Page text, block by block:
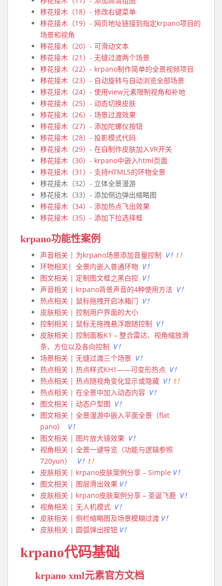
移花接木（18）- 修改右键菜单
移花接木（19）- 网页地址链接到指定krpano项目的
场景和视角
移花接木（20）- 可滑动文本
移花接木（21）- 无缝过渡两个场景
移花接木（22）- krpano制作简单的全景视频项目
移花接木（23）- 自动旋转与自动浏览全部场景
移花接木（24）- 使用view元素限制视角和补地
移花接木（25）- 动态切换皮肤
移花接木（26）- 场景过渡效果
移花接木（27）- 添加陀螺仪按钮
移花接木（28）- 投影模式代码
移花接木（29）- 在自制作皮肤加入VR开关
移花接木（30）- krpano中嵌入html页面
移花接木（31）- 支持HTML5的环物全景
移花接木（32）- 立体全景漫游
移花接木（33）- 添加侧边弹出缩略图
移花接木（34）- 添加热点飞出效果
移花接木（35）- 添加下拉选择框
krpano功能性案例
声音相关 | 为krpano场景添加音量控制 V！ t！
环物相关| 全景内嵌入普通环物 V！
图文相关 | 定制图文框之黑白控 V！
声音相关 | krpano背景声音的4种使用方法 V！
热点相关 | 鼠标拖拽开启冰箱门 V！
皮肤相关 | 控制用户界面的大小
控制相关 | 鼠标无拖拽悬浮跟随控制 V！
皮肤相关 | 控制面板K1 – 整合雷达、视角缩放滑
条、方位以及各向控制 V！
场景相关 | 无缝过渡三个场景 V！
热点相关 | 热点样式KH1——可变形热点 V！
热点相关 | 热点随视角变化显示或隐藏 V！ t！
热点相关 | 在全景中加入动态内容 V！
图文相关 | 动态户型图 V！
图文相关 | 全景漫游中嵌入平面全景（flat
pano）
V！
图文相关 | 图片放大镜效果 V！
视角相关 | 全景一键导览（功能与逻辑参照
720yun）
V！ t！
皮肤相关 | krpano皮肤案例分享 – Simple V！
图文相关 | 图层滑出效果 V！
皮肤相关 | krpano皮肤案例分享 – 圣诞飞鹿 V！
视角相关 | 无人机模式 V！
皮肤相关 | 侧栏缩略图及场景模糊过渡 V！
皮肤相关 | 圆弧弹出按钮 V！
krpano代码基础
krpano xml元素官方文档